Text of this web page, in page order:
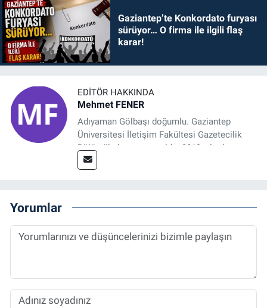
Gaziantep’te Konkordato furyası
sürüyor… O firma ile ilgili flaş
karar!
EDITÖR HAKKINDA
Mehmet FENER
Adıyaman Gölbaşı doğumlu. Gaziantep
Üniversitesi İletişim Fakültesi Gazetecilik
Bölümü’nden mezun oldu. 2019 yılında
başladığı gazetecilik mesleğinde, muhabir,
Sorumlu Haber Editörü' olarak devam
etmektedir.
Yorumlar